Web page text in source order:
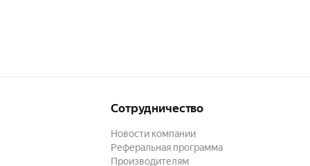
Сотрудничество
Новости компании
Реферальная программа
Производителям